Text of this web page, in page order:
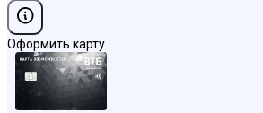
Оформить карту